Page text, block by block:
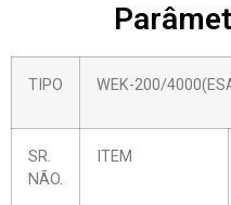
TIPO WEK-200/
SR.
NÃO.
ITEM